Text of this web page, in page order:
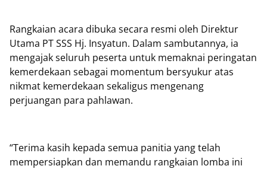
Rangkaian acara dibuka secara resmi oleh Direktur
Utama PT SSS Hj. Insyatun. Dalam sambutannya, ia
mengajak seluruh peserta untuk memaknai peringatan
kemerdekaan sebagai momentum bersyukur atas
nikmat kemerdekaan sekaligus mengenang
perjuangan para pahlawan.
“Terima kasih kepada semua panitia yang telah
mempersiapkan dan memandu rangkaian lomba ini